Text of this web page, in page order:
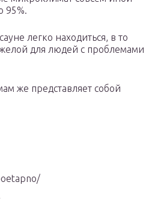
95%.
легко находиться, в то
для людей с проблемами
же представляет собой